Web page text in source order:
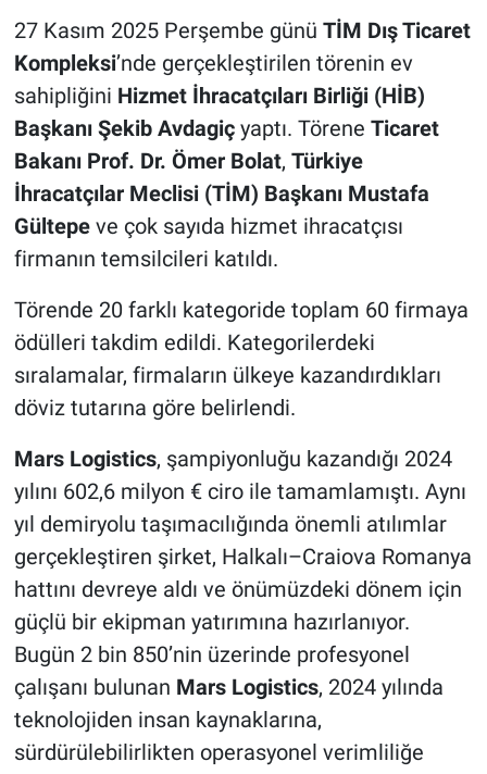
27 Kasım 2025 Perşembe günü TİM Dış Ticaret
Kompleksi’nde gerçekleştirilen törenin ev
sahipliğini Hizmet İhracatçıları Birliği (HİB)
Başkanı Şekib Avdagiçyaptı. Törene Ticaret
Bakanı Prof. Dr. Ömer Bolat, Türkiye
İhracatçılar Meclisi (TİM) Başkanı Mustafa
Gültepeve çok sayıda hizmet ihracatçısı
firmanın temsilcileri katıldı.
Törende 20 farklı kategoride toplam 60 firmaya
ödülleri takdim edildi. Kategorilerdeki
sıralamalar, firmaların ülkeye kazandırdıkları
döviz tutarına göre belirlendi.
Mars Logistics, şampiyonluğu kazandığı 2024
yılını 602,6 milyon € ciro ile tamamlamıştı. Aynı
yıl demiryolu taşımacılığında önemli atılımlar
gerçekleştiren şirket, Halkalı–Craiova Romanya
hattını devreye aldı ve önümüzdeki dönem için
güçlü bir ekipman yatırımına hazırlanıyor.
Bugün 2 bin 850’nin üzerinde profesyonel
çalışanı bulunan Mars Logistics, 2024 yılında
teknolojiden insan kaynaklarına,
sürdürülebilirlikten operasyonel verimliliğe